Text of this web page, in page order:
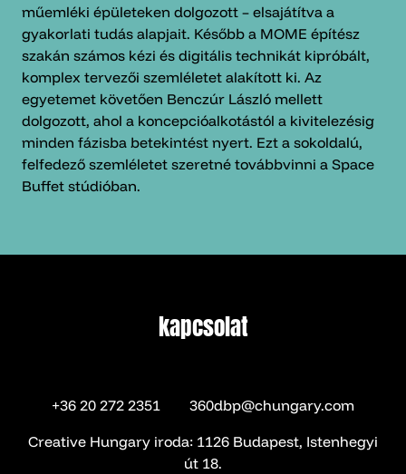
műemléki épületeken dolgozott – elsajátítva a
gyakorlati tudás alapjait. Később a MOME építész
szakán számos kézi és digitális technikát kipróbált,
komplex tervezői szemléletet alakított ki. Az
egyetemet követően Benczúr László mellett
dolgozott, ahol a koncepcióalkotástól a kivitelezésig
minden fázisba betekintést nyert. Ezt a sokoldalú,
felfedező szemléletet szeretné továbbvinni a Space
Buffet stúdióban.
kapcsolat
+36 20 272 2351
360dbp@chungary.com
Creative Hungary iroda: 1126 Budapest, Istenhegyi
út 18.